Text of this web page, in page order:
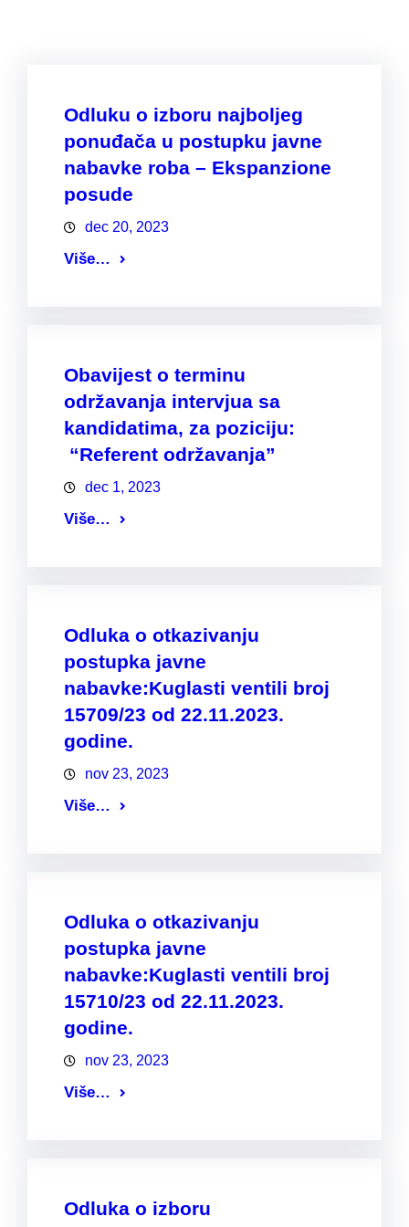
Odluku o izboru najboljeg
ponuđača u postupku javne
nabavke roba – Ekspanzione
posude
dec 20, 2023
Više…
Obavijest o terminu
održavanja intervjua sa
kandidatima, za poziciju:
“Referent održavanja”
dec 1, 2023
Više…
Odluka o otkazivanju
postupka javne
nabavke:Kuglasti ventili broj
15709/23 od 22.11.2023.
godine.
nov 23, 2023
Više…
Odluka o otkazivanju
postupka javne
nabavke:Kuglasti ventili broj
15710/23 od 22.11.2023.
godine.
nov 23, 2023
Više…
Odluka o izboru